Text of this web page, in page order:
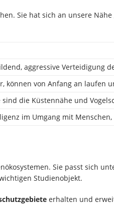
Sie hat sich an unsere
aggressive Verteidigung
können von Anfang an laufen
sind die Küstennähe und
im Umgang mit
Sie passt sich
Studienobjekt.
erhalten und